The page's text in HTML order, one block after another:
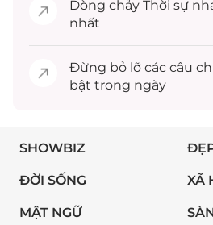
Dòng chảy Thời sự
nhất
Đừng bỏ lỡ các câu
bật trong ngày
SHOWBIZ
ĐỜI SỐNG XÃ
MẬT NGỮ